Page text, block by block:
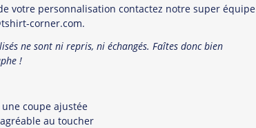
votre personnalisation contactez notre super équipe
corner.com.
ne sont ni repris, ni échangés. Faîtes donc bien
!
coupe ajustée
au toucher